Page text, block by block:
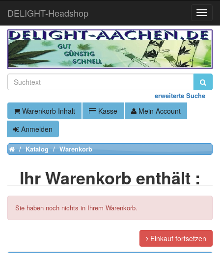
erweiterte Suche
Warenkorb Inhalt Kasse
Mein Account
Anmelden
HomeKatalog Warenkorb
Ihr Warenkorb enthält :
Sie haben noch nichts in Ihrem Warenkorb.
Einkauf fortsetzen
Toggle
DELIGHT-Headshop